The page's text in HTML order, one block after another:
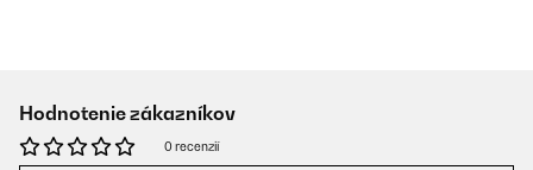
Hodnotenie zákazníkov
0 recenzií